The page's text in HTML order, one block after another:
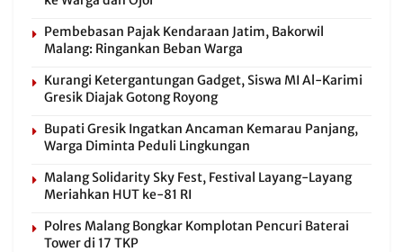
Pembebasan Pajak Kendaraan Jatim, Bakorwil
Malang: Ringankan Beban Warga
Kurangi Ketergantungan Gadget, Siswa MI Al-Karimi
Gresik Diajak Gotong Royong
Bupati Gresik Ingatkan Ancaman Kemarau Panjang,
Warga Diminta Peduli Lingkungan
Malang Solidarity Sky Fest, Festival Layang-Layang
Meriahkan HUT ke-81 RI
Polres Malang Bongkar Komplotan Pencuri Baterai
Tower di 17 TKP